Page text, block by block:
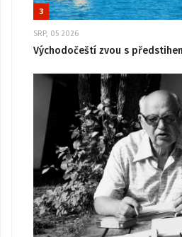
3
SRP, 05 2026
Východočeští zvou s